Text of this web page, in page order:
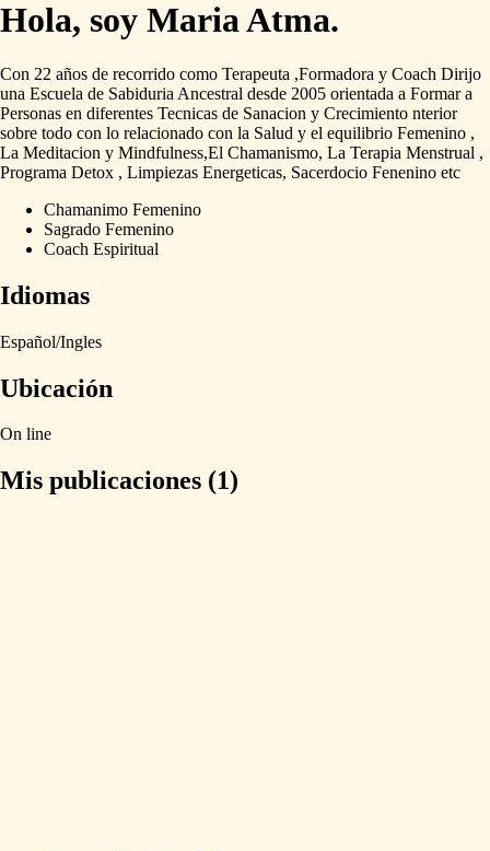
Hola, soy Maria Atma.
Con 22 años de recorrido como Terapeuta ,Formadora y Coach Dirijo
una Escuela de Sabiduria Ancestral desde 2005 orientada a Formar a
Personas en diferentes Tecnicas de Sanacion y Crecimiento nterior
sobre todo con lo relacionado con la Salud y el equilibrio Femenino ,
La Meditacion y Mindfulness,El Chamanismo, La Terapia Menstrual ,
Programa Detox , Limpiezas Energeticas, Sacerdocio Fenenino etc
Chamanimo Femenino
Sagrado Femenino
Coach Espiritual
Idiomas
Español​/​Ingles
Ubicación
On line
Mis publicaciones (1)